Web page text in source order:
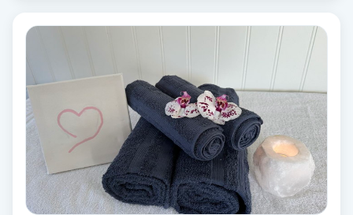
Plastikkirurgi
Powder brows
Power Yoga